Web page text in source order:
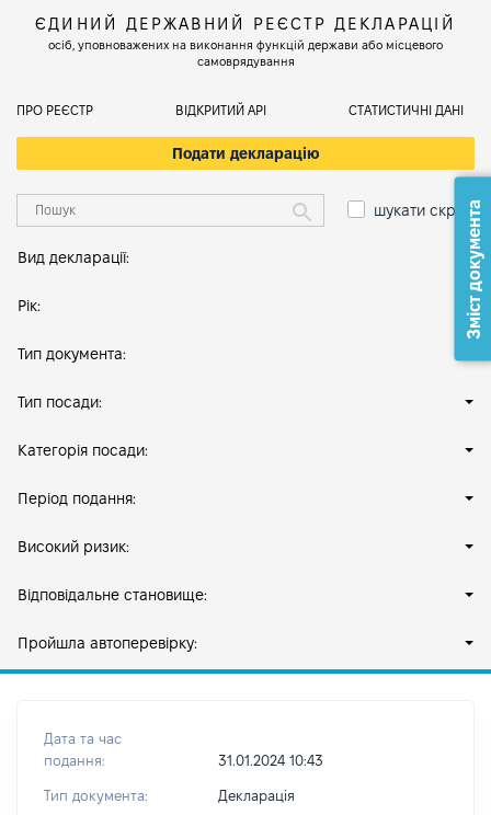
ЄДИНИЙ ДЕРЖАВНИЙ РЕЄСТР ДЕКЛАРАЦІЙ
осіб, уповноважених на виконання функцій держави або місцевого
самоврядування
ПРО РЕЄСТР ВІДКРИТИЙ АРІ СТАТИСТИЧНІ ДАНІ
Подати декларацію
шукати скрізь
Вид декларації:
Рік:
Тип документа:
Тип посади:
Категорія посади:
Період подання:
Високий ризик:
Відповідальне становище:
Пройшла автоперевірку:
Дата та час
подання:
31.01.2024 10:43
Тип документа: Декларація
Зміст документа